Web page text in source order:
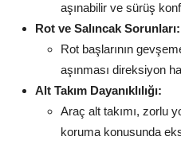
aşınabilir ve sürüş
Rot ve Salıncak Sorunları:
Rot başlarının
aşınması direksiyon
Alt Takım Dayanıklılığı:
Araç alt takımı, zorlu
koruma konusunda